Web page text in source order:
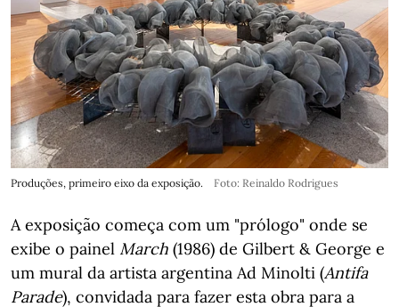
Produções, primeiro eixo da exposição. Foto: Reinaldo Rodrigues
A exposição começa com um "prólogo" onde se
exibe o painel March (1986) de Gilbert & George e
um mural da artista argentina Ad Minolti (Antifa
Parade), convidada para fazer esta obra para a